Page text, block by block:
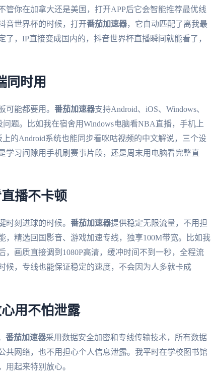
你在加拿大还是美国，打开APP后它会智能推荐最优线
音世界杯的时候，打开番茄加速器，它自动匹配了离我最
，IP直接变成国内的，抖音世界杯直播瞬间就能看了，
同时用
可能都要用。 番茄加速器支持Android、iOS、Windows、
题。比如我在宿舍用Windows电脑看NBA直播，手机上
的Android系统也能同步看咪咕视频的中文解说，三个设
学习间隙用手机刷赛事片段，还是周末用电脑看完整直
播不卡顿
时刻进球的时候。 番茄加速器提供稳定无限流量，不用担
，精选回国影音、游戏加速专线，独享100M带宽。比如我
画质直接调到1080P高清，缓冲时间不到一秒，全程流
候，专线也能保证稳定的速度，不会因为人多就卡成
用不怕泄露
番茄加速器采用数据安全加密和专线传输技术，所有数据
共网络，也不用担心个人信息泄露。我平时在学校图书馆
用起来特别放心。